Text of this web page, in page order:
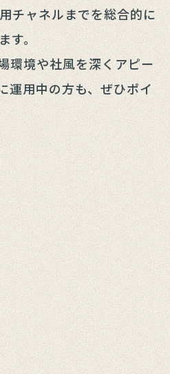
チャネルまでを総合的に
。
環境や社風を深くアピー
運用中の方も、ぜひポイ